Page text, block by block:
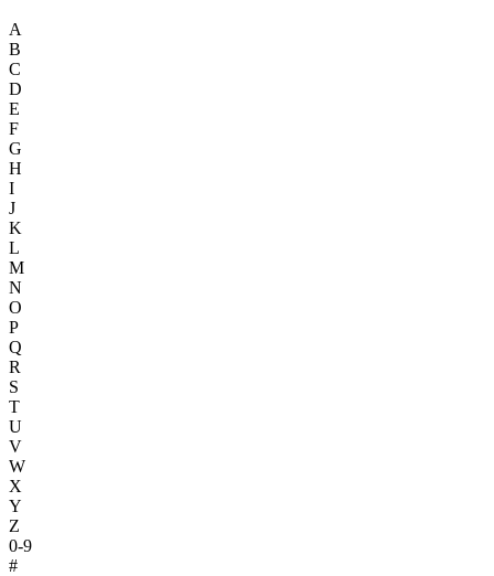
A
B
C
D
E
F
G
H
I
J
K
L
M
N
O
P
Q
R
S
T
U
V
W
X
Y
Z
0-9
#